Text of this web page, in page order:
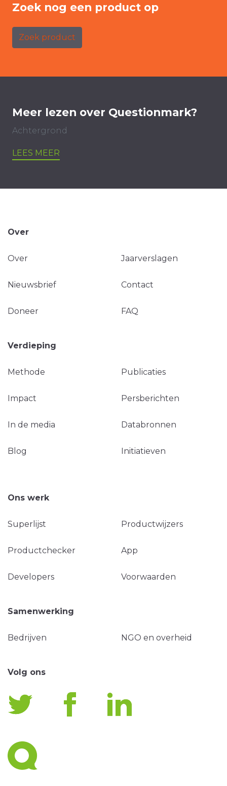
Zoek nog een product op
Zoek product
Meer lezen over Questionmark?
Achtergrond
LEES MEER
Over
Over Jaarverslagen
Nieuwsbrief Contact
Doneer FAQ
Verdieping
Methode Publicaties
Impact Persberichten
In de media Databronnen
Blog Initiatieven
Ons werk
Superlijst Productwijzers
Productchecker App
Developers Voorwaarden
Samenwerking
Bedrijven NGO en overheid
Volg ons